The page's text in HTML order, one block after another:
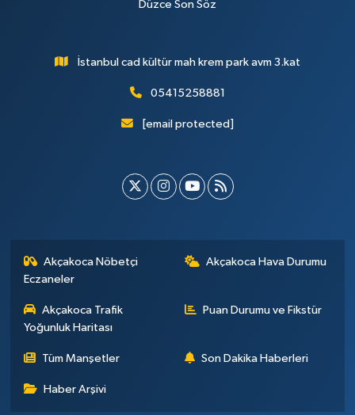
Düzce Son Söz
İstanbul cad kültür mah krem park avm 3.kat
05415258881
[email protected]
Akçakoca Nöbetçi
Eczaneler
Akçakoca Hava Durumu
Akçakoca Trafik
Yoğunluk Haritası
Puan Durumu ve Fikstür
Tüm Manşetler Son Dakika Haberleri
Haber Arşivi